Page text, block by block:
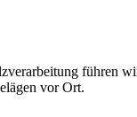
führen
vor Ort.